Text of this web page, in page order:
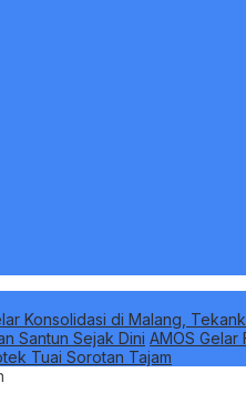
Konsolidasi di Malang,
Santun Sejak Dini AMOS Gelar
Tuai Sorotan Tajam